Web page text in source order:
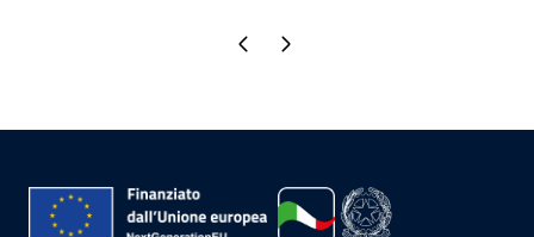
Pagina precedente
Pagina successiva